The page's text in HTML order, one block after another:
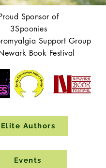
Sponsor of
3Spoonies
Support Group
Book Festival
Elite Authors
Events